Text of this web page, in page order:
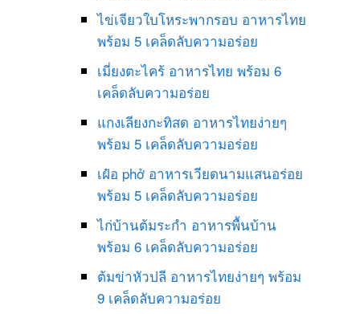
ไข่เจียวใบโหระพากรอบ อาหารไทย
พร้อม 5 เคล็ดลับความอร่อย
เมี่ยงตะไคร้ อาหารไทย พร้อม 6
เคล็ดลับความอร่อย
แกงเลียงกะทิสด อาหารไทยง่ายๆ
พร้อม 5 เคล็ดลับความอร่อย
เฝ๋อ phở อาหารเวียดนามแสนอร่อย
พร้อม 5 เคล็ดลับความอร่อย
ไก่บ้านต้มระกำ อาหารพื้นบ้าน
พร้อม 6 เคล็ดลับความอร่อย
ต้มข่าหัวปลี อาหารไทยง่ายๆ พร้อม
9 เคล็ดลับความอร่อย